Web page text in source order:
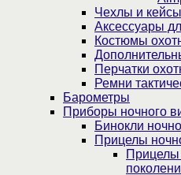
Чехлы и
Аксессуары
Костюмы
Перчатки
Ремни
Барометры
Приборы ночного
Бинокли
Прицелы
Прицелы